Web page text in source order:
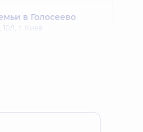
в Голосеево
1, г. Киев